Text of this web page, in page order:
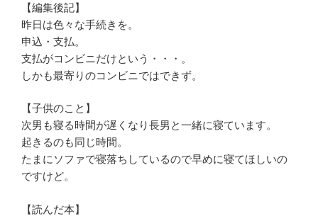
【編集後記】
昨日は色々な手続きを。
申込・支払。
支払がコンビニだけという・・・。
しかも最寄りのコンビニではできず。
【子供のこと】
次男も寝る時間が遅くなり長男と一緒に寝ています。
起きるのも同じ時間。
たまにソファで寝落ちしているので早めに寝てほしいの
ですけど。
【読んだ本】